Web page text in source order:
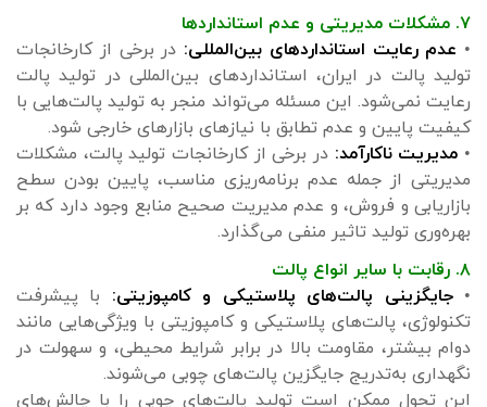
۷. مشکلات مدیریتی و عدم استانداردها
• عدم رعایت استانداردهای بین‌المللی: در برخی از کارخانجات
تولید پالت در ایران، استانداردهای بین‌المللی در تولید پالت
رعایت نمی‌شود. این مسئله می‌تواند منجر به تولید پالت‌هایی با
کیفیت پایین و عدم تطابق با نیازهای بازارهای خارجی شود.
• مدیریت ناکارآمد: در برخی از کارخانجات تولید پالت، مشکلات
مدیریتی از جمله عدم برنامه‌ریزی مناسب، پایین بودن سطح
بازاریابی و فروش، و عدم مدیریت صحیح منابع وجود دارد که بر
بهره‌وری تولید تاثیر منفی می‌گذارد.
۸. رقابت با سایر انواع پالت
•جایگزینی پالت‌های پلاستیکی و کامپوزیتی: با پیشرفت
تکنولوژی، پالت‌های پلاستیکی و کامپوزیتی با ویژگی‌هایی مانند
دوام بیشتر، مقاومت بالا در برابر شرایط محیطی، و سهولت در
نگهداری به‌تدریج جایگزین پالت‌های چوبی می‌شوند.
این تحول ممکن است تولید پالت‌های چوبی را با چالش‌های